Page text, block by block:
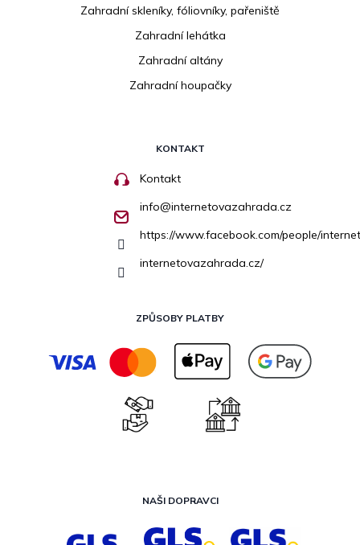
Zahradní skleníky, fóliovníky, pařeniště
Zahradní lehátka
Zahradní altány
Zahradní houpačky
KONTAKT
Kontakt
info@internetovazahrada.cz
https://www.facebook.com/people/
internetovazahrada.cz/
ZPŮSOBY PLATBY
NAŠI DOPRAVCI